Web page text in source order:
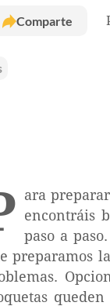
Comparte
ara
encontráis
paso a
preparamos